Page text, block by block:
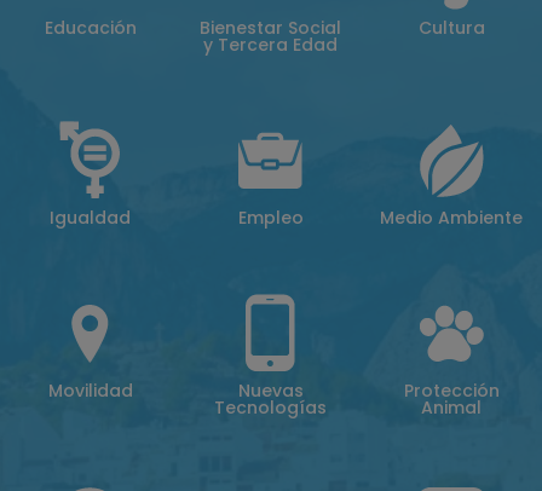
Educación Bienestar Social
y Tercera Edad
Cultura
Igualdad Empleo Medio Ambiente
Movilidad Nuevas
Tecnologías
Protección
Animal